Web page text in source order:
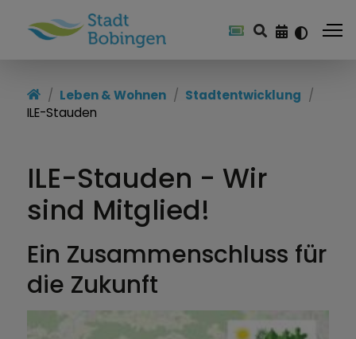
Soziales
Mobilität
Bildung & Jugendarbeit
Stadtportrait
Stadtentwicklung
Leben & Wohnen
Stadtentwicklung
ILE-Stauden
ILE-Stauden - Wir
sind Mitglied!
Ein Zusammenschluss für
die Zukunft